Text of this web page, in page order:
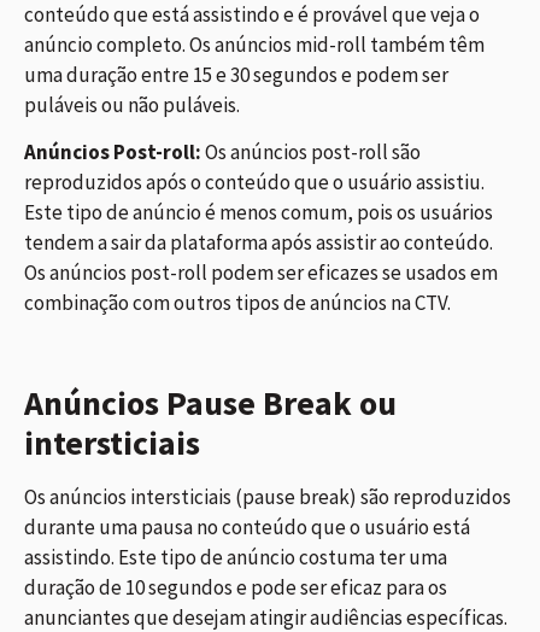
conteúdo que está assistindo e é provável que veja o
anúncio completo. Os anúncios mid-roll também têm
uma duração entre 15 e 30 segundos e podem ser
puláveis ou não puláveis.
Anúncios Post-roll:Os anúncios post-roll são
reproduzidos após o conteúdo que o usuário assistiu.
Este tipo de anúncio é menos comum, pois os usuários
tendem a sair da plataforma após assistir ao conteúdo.
Os anúncios post-roll podem ser eficazes se usados em
combinação com outros tipos de anúncios na CTV.
Anúncios Pause Break ou
intersticiais
Os anúncios intersticiais (pause break) são reproduzidos
durante uma pausa no conteúdo que o usuário está
assistindo. Este tipo de anúncio costuma ter uma
duração de 10 segundos e pode ser eficaz para os
anunciantes que desejam atingir audiências específicas.